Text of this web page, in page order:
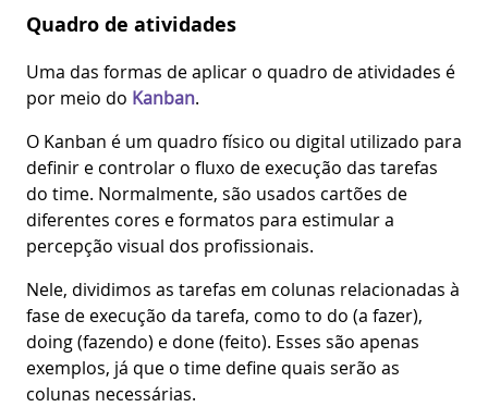
Quadro de atividades
Uma das formas de aplicar o quadro de atividades é
por meio do Kanban.
O Kanban é um quadro físico ou digital utilizado para
definir e controlar o fluxo de execução das tarefas
do time. Normalmente, são usados cartões de
diferentes cores e formatos para estimular a
percepção visual dos profissionais.
Nele, dividimos as tarefas em colunas relacionadas à
fase de execução da tarefa, como to do (a fazer),
doing (fazendo) e done (feito). Esses são apenas
exemplos, já que o time define quais serão as
colunas necessárias.